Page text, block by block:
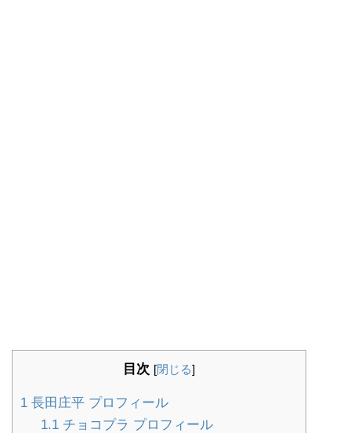
目次 [閉じる]
1 長田庄平 プロフィール
1.1チョコプラ プロフィール